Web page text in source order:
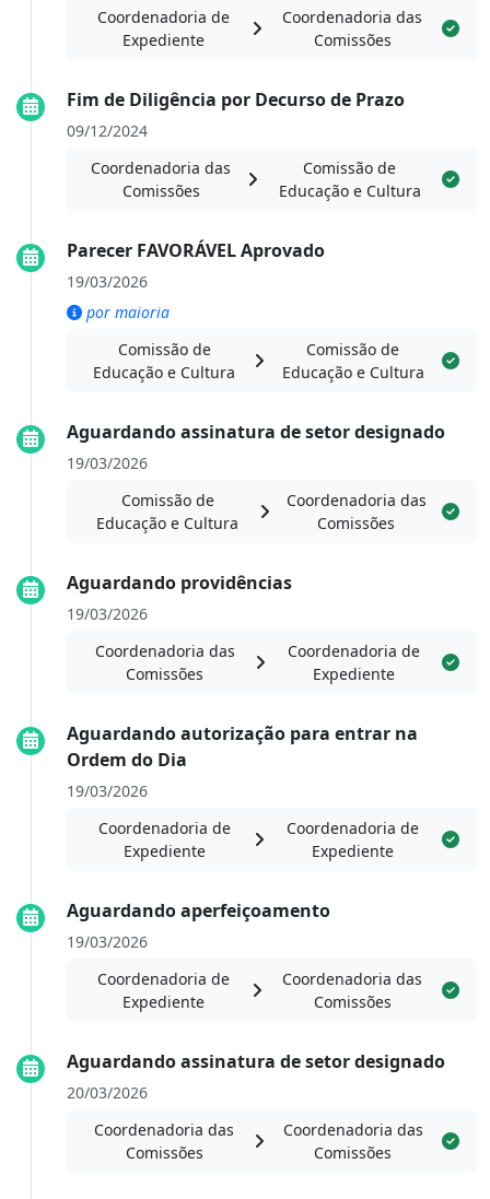
Coordenadoria de
Expediente
Coordenadoria das
Comissões
Fim de Diligência por Decurso de Prazo
09/12/2024
Coordenadoria das
Comissões
Comissão de
Educação e Cultura
Parecer FAVORÁVEL Aprovado
19/03/2026
por maioria
Comissão de
Educação e Cultura
Comissão de
Educação e Cultura
Aguardando assinatura de setor designado
19/03/2026
Comissão de
Educação e Cultura
Coordenadoria das
Comissões
Aguardando providências
19/03/2026
Coordenadoria das
Comissões
Coordenadoria de
Expediente
Aguardando autorização para entrar na
Ordem do Dia
19/03/2026
Coordenadoria de
Expediente
Coordenadoria de
Expediente
Aguardando aperfeiçoamento
19/03/2026
Coordenadoria de
Expediente
Coordenadoria das
Comissões
Aguardando assinatura de setor designado
20/03/2026
Coordenadoria das
Comissões
Coordenadoria das
Comissões